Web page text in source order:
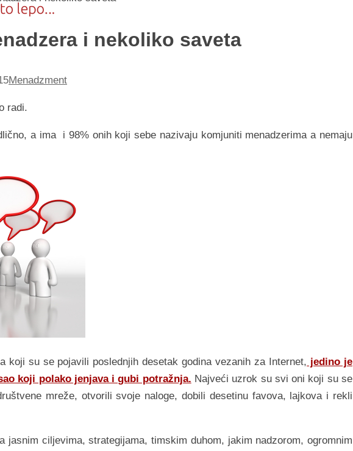
i nekoliko saveta
Menadzment
radi.
a ima i 98% onih koji sebe nazivaju komjuniti menadzerima a nemaju
koji su se pojavili poslednjih desetak godina vezanih za Internet, jedino je
koji polako jenjava i gubi potražnja. Najveći uzrok su svi oni koji su se
mreže, otvorili svoje naloge, dobili desetinu favova, lajkova i rekli
jasnim ciljevima, strategijama, timskim duhom, jakim nadzorom, ogromnim